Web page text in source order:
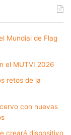
Mundial de Flag
el MUTVI 2026
retos de la
con nuevas
creará dispositivo